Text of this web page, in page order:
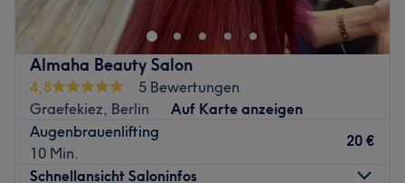
Almaha Beauty Salon
4,8
5 Bewertungen
Graefekiez, Berlin
Auf Karte anzeigen
Augenbrauenlifting
10 Min.
20 €
Schnellansicht Saloninfos